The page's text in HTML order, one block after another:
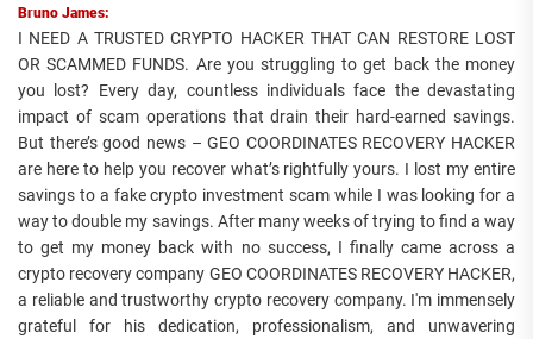
Bruno James:
I NEED A TRUSTED CRYPTO HACKER THAT CAN RESTORE LOST
OR SCAMMED FUNDS. Are you struggling to get back the money
you lost? Every day, countless individuals face the devastating
impact of scam operations that drain their hard-earned savings.
But there’s good news – GEO COORDINATES RECOVERY HACKER
are here to help you recover what’s rightfully yours. I lost my entire
savings to a fake crypto investment scam while I was looking for a
way to double my savings. After many weeks of trying to find a way
to get my money back with no success, I finally came across a
crypto recovery company GEO COORDINATES RECOVERY HACKER,
a reliable and trustworthy crypto recovery company. I'm immensely
grateful for his dedication, professionalism, and unwavering